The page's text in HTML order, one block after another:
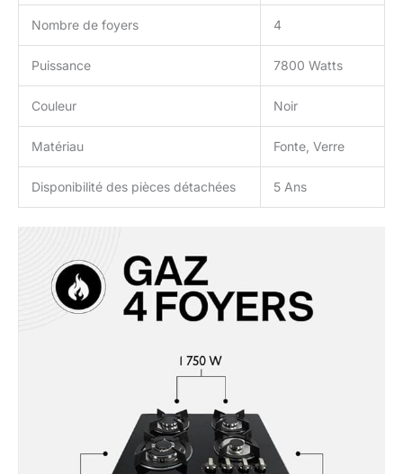
Nombre de foyers 4
Puissance 7800 Watts
Couleur Noir
Matériau Fonte, Verre
Disponibilité des pièces détachées 5 Ans